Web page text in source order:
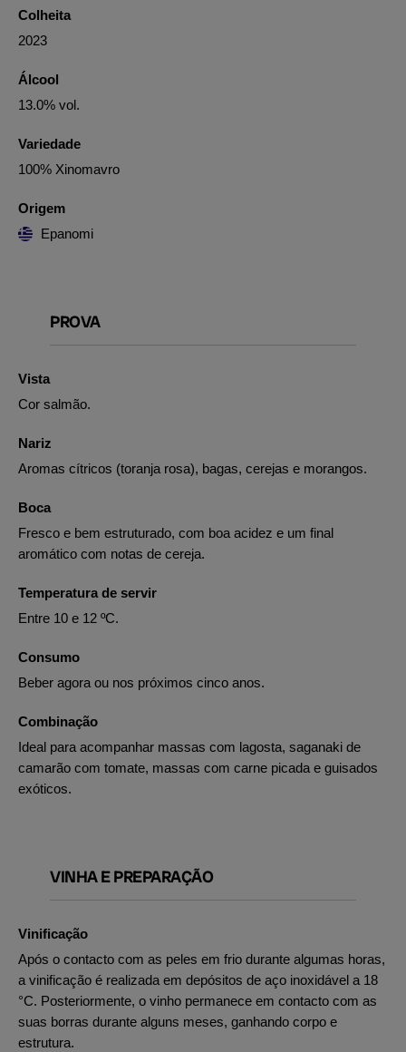
Colheita
2023
Álcool
13.0% vol.
Variedade
100% Xinomavro
Origem
Epanomi
PROVA
Vista
Cor salmão.
Nariz
Aromas cítricos (toranja rosa), bagas, cerejas e morangos.
Boca
Fresco e bem estruturado, com boa acidez e um final
aromático com notas de cereja.
Temperatura de servir
Entre 10 e 12 ºC.
Consumo
Beber agora ou nos próximos cinco anos.
Combinação
Ideal para acompanhar massas com lagosta, saganaki de
camarão com tomate, massas com carne picada e guisados
exóticos.
VINHA E PREPARAÇÃO
Vinificação
Após o contacto com as peles em frio durante algumas horas,
a vinificação é realizada em depósitos de aço inoxidável a 18
°C. Posteriormente, o vinho permanece em contacto com as
suas borras durante alguns meses, ganhando corpo e
estrutura.